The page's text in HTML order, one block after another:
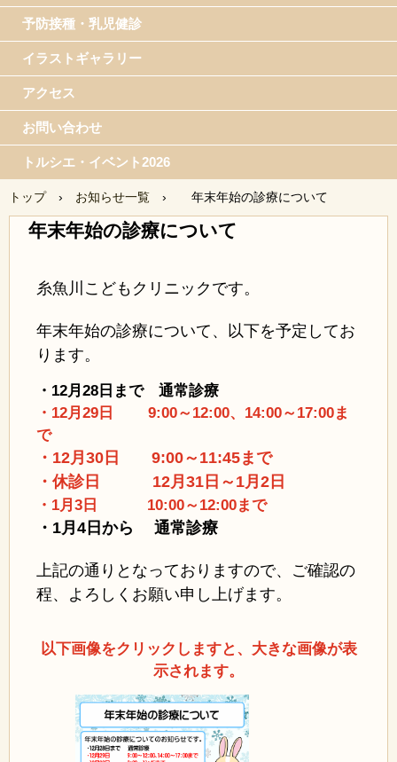
予防接種・乳児健診
イラストギャラリー
アクセス
お問い合わせ
トルシエ・イベント2026
トップ › お知らせ一覧 › 年末年始の診療について
年末年始の診療について
糸魚川こどもクリニックです。
年末年始の診療について、以下を予定してお
ります。
・12月28 日まで 通常診療
・12月29日 9:00～12:00、14:00～17:00ま
で
・12月30日 9:00～11:45まで
・休診日 12月31日～1月2日
・1月3日 10:00～12:00まで
・1月4日から 通常診療
上記の通りとなっておりますので、ご確認の
程、よろしくお願い申し上げます。
以下画像をクリックしますと、大きな画像が表
示されます。